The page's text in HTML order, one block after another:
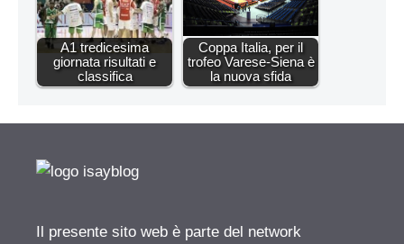
A1 tredicesima
giornata risultati e
classifica
Coppa Italia, per il
trofeo Varese-Siena è
la nuova sfida
Il presente sito web è parte del network